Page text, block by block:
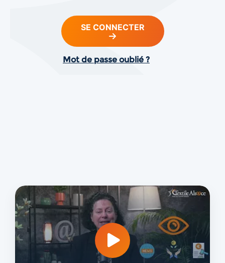
SE CONNECTER
Mot de passe oublié ?